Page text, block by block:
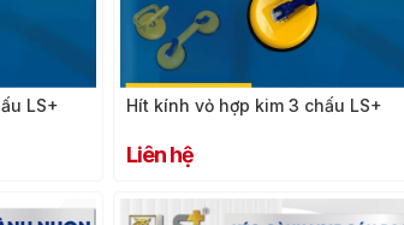
LS+ Hít kính vỏ hợp kim 3 chấu LS+
Liên hệ